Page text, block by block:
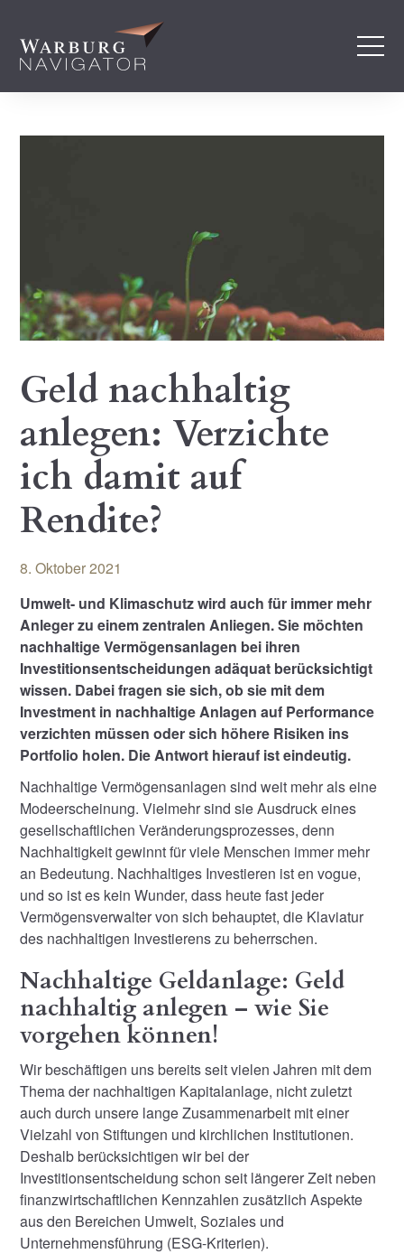
Geld nachhaltig
anlegen: Verzichte
ich damit auf
Rendite?
8. Oktober 2021
Umwelt- und Klimaschutz wird auch für immer mehr
Anleger zu einem zentralen Anliegen. Sie möchten
nachhaltige Vermögensanlagen bei ihren
Investitionsentscheidungen adäquat berücksichtigt
wissen. Dabei fragen sie sich, ob sie mit dem
Investment in nachhaltige Anlagen auf Performance
verzichten müssen oder sich höhere Risiken ins
Portfolio holen. Die Antwort hierauf ist eindeutig.
Nachhaltige Vermögensanlagen sind weit mehr als eine
Modeerscheinung. Vielmehr sind sie Ausdruck eines
gesellschaftlichen Veränderungsprozesses, denn
Nachhaltigkeit gewinnt für viele Menschen immer mehr
an Bedeutung. Nachhaltiges Investieren ist en vogue,
und so ist es kein Wunder, dass heute fast jeder
Vermögensverwalter von sich behauptet, die Klaviatur
des nachhaltigen Investierens zu beherrschen.
Nachhaltige Geldanlage: Geld
nachhaltig anlegen – wie Sie
vorgehen können!
Wir beschäftigen uns bereits seit vielen Jahren mit dem
Thema der nachhaltigen Kapitalanlage, nicht zuletzt
auch durch unsere lange Zusammenarbeit mit einer
Vielzahl von Stiftungen und kirchlichen Institutionen.
Deshalb berücksichtigen wir bei der
Investitionsentscheidung schon seit längerer Zeit neben
finanzwirtschaftlichen Kennzahlen zusätzlich Aspekte
aus den Bereichen Umwelt, Soziales und
Unternehmensführung (ESG-Kriterien).